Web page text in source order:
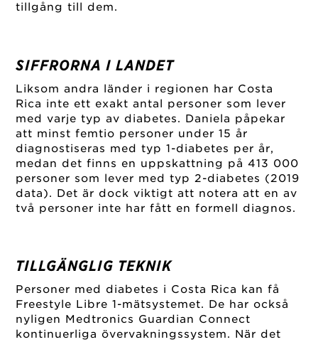
tillgång till dem.
SIFFRORNA I LANDET
Liksom andra länder i regionen har Costa
Rica inte ett exakt antal personer som lever
med varje typ av diabetes. Daniela påpekar
att minst femtio personer under 15 år
diagnostiseras med typ 1-diabetes per år,
medan det finns en uppskattning på 413 000
personer som lever med typ 2-diabetes (2019
data). Det är dock viktigt att notera att en av
två personer inte har fått en formell diagnos.
TILLGÄNGLIG TEKNIK
Personer med diabetes i Costa Rica kan få
Freestyle Libre 1-mätsystemet. De har också
nyligen Medtronics Guardian Connect
kontinuerliga övervakningssystem. När det